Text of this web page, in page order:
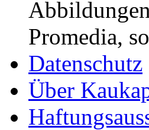
Promedia,
Datenschutz
Über